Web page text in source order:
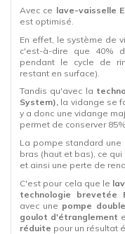
Avec ce lave-vaisselle
est optimisé.
En effet, le système de
c'est-à-dire que 40%
pendant le cycle de
restant en surface).
Tandis qu'avec la
System), la vidange se
y a donc une vidange
permet de conserver
La pompe standard une
bras (haut et bas), ce
et ainsi une perte de
C'est pour cela que le
technologie brevetée
avec une pompe
goulot d'étranglement
réduite pour un résultat